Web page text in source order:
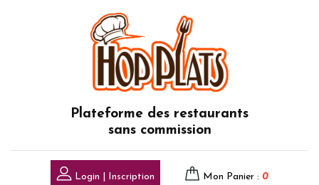
Plateforme des restaurants
sans commission
Login | Inscription Mon Panier : 0